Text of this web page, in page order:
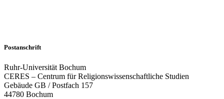
Postanschrift
Ruhr-Universität Bochum
CERES – Centrum für Religionswissenschaftliche Studien
Gebäude GB / Postfach 157
44780 Bochum